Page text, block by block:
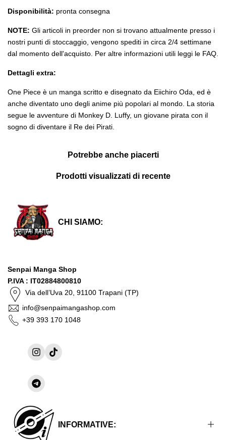
Disponibilità: pronta consegna
NOTE: Gli articoli in preorder non si trovano attualmente presso i
nostri punti di stoccaggio, vengono spediti in circa 2/4 settimane
dal momento dell'acquisto. Per altre informazioni utili leggi le FAQ.
Dettagli extra:
One Piece è un manga scritto e disegnato da Eiichiro Oda, ed è
anche diventato uno degli anime più popolari al mondo. La storia
segue le avventure di Monkey D. Luffy, un giovane pirata con il
sogno di diventare il Re dei Pirati.
Potrebbe anche piacerti
Prodotti visualizzati di recente
CHI SIAMO:
Senpai Manga Shop
P.IVA : IT02884800810
Via dell’Uva 20, 91100 Trapani (TP)
info@senpaimangashop.com
+39 393 170 1048
Instagram
TikTok
Condividi
su
INFORMATIVE: